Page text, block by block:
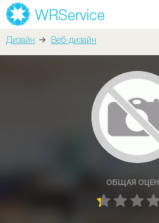
Дизайн Веб-дизайн
ОБЩАЯ